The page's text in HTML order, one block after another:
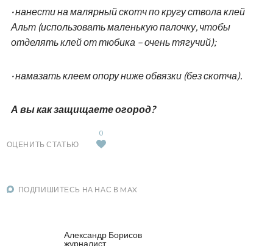
· нанести на малярный скотч по кругу ствола клей
Альт (использовать маленькую палочку, чтобы
отделять клей от тюбика – очень тягучий);
· намазать клеем опору ниже обвязки (без скотча).
А вы как защищаете огород?
ОЦЕНИТЬ СТАТЬЮ
0
ПОДПИШИТЕСЬ НА НАС В MAX
Александр Борисов
журналист